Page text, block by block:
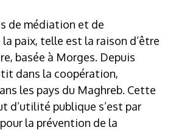
de médiation et de
paix, telle est la raison d’être
basée à Morges. Depuis
dans la coopération,
les pays du Maghreb. Cette
d’utilité publique s’est par
la prévention de la